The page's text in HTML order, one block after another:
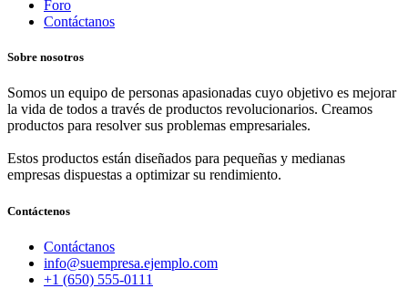
Foro
Contáctanos
Sobre nosotros
Somos un equipo de personas apasionadas cuyo objetivo es mejorar
la vida de todos a través de productos revolucionarios. Creamos
productos para resolver sus problemas empresariales.
Estos productos están diseñados para pequeñas y medianas
empresas dispuestas a optimizar su rendimiento.
Contáctenos
Contáctanos
info@suempresa.ejemplo.com
+1 (650) 555-0111